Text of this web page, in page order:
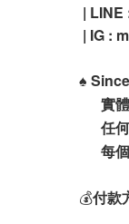
|
| IG :
♠️
實體
任何
每個
💰付款